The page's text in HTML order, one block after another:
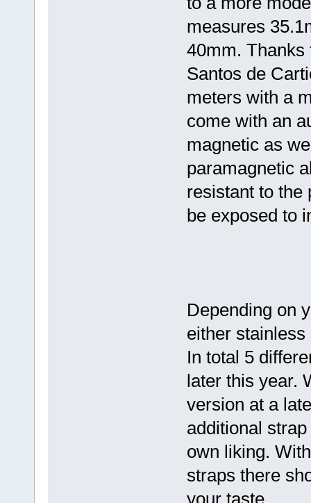
measures
40mm. Thanks
Santos de
meters with a
come with an
magnetic as
paramagnetic
resistant to the
be exposed to
Depending on
either
In total 5
later this year.
version at a
additional
own liking.
straps there
your taste.